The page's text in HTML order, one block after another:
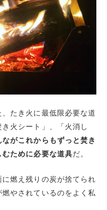
たき火に最低限必要な道
火シート」、「火消し
がこれからもずっと焚き
ために必要な道具だ。
燃え残りの炭が捨てられ
やされているのをよく私